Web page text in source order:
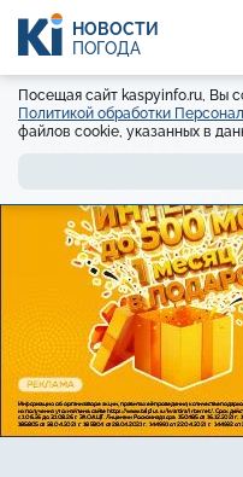
НОВОСТИ
ПОГОДА
Посещая сайт kaspyinfo.ru, Вы
Политикой обработки
файлов cookie, указанных в